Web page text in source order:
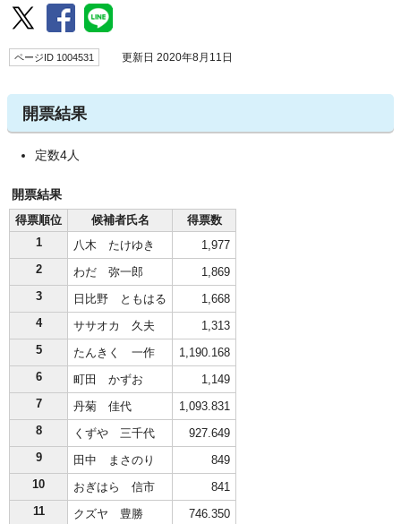
ページID 1004531 更新日 2020年8月11日
開票結果
定数4人
開票結果
得票順位
候補者氏名
得票数
1
八木 たけゆき
1,977
2
わだ 弥一郎
1,869
3
日比野 ともはる
1,668
4
ササオカ 久夫
1,313
5
たんきく 一作
1,190.168
6
町田 かずお
1,149
7
丹菊 佳代
1,093.831
8
くずや 三千代
927.649
9
田中 まさのり
849
10
おぎはら 信市
841
11
クズヤ 豊勝
746.350